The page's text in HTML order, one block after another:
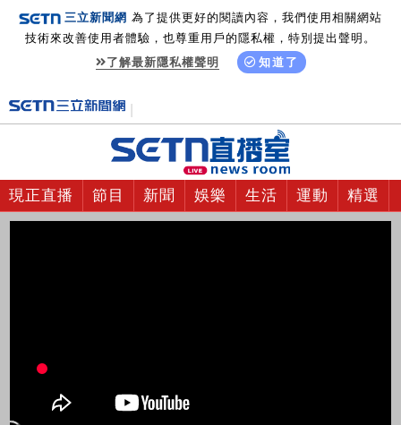
三立新聞網 為了提供更好的閱讀內容，我們使用相關網站
技術來改善使用者體驗，也尊重用戶的隱私權，特別提出聲明。
了解最新隱私權聲明
知道了
現正直播 節目 新聞 娛樂 生活 運動 精選